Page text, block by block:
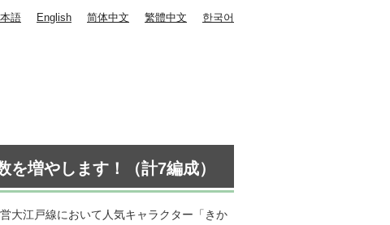
語 English 简体中文 繁體中文 한국어
増やします！（計7編成）
大江戸線において人気キャラクター「きか